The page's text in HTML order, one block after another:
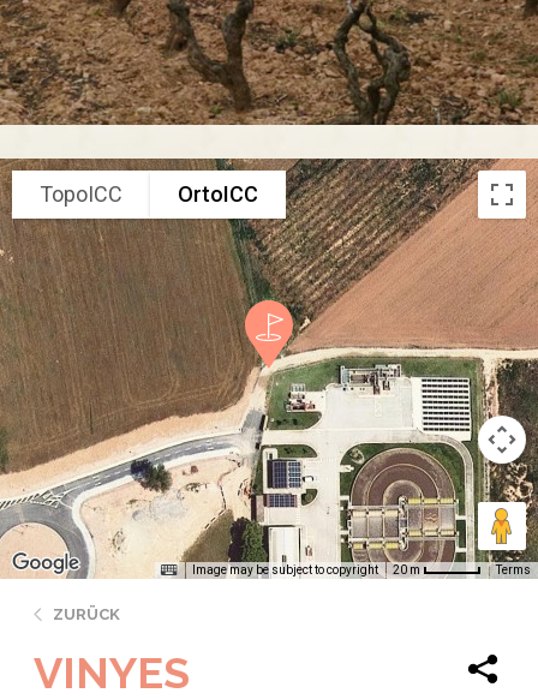
TopoICC OrtoICC
Image may be subject to copyright 20 m Terms
ZURÜCK
VINYES